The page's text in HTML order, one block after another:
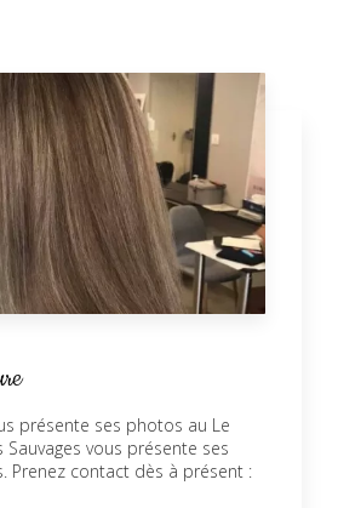
présente ses photos au Le
Sauvages vous présente ses
Prenez contact dès à présent :